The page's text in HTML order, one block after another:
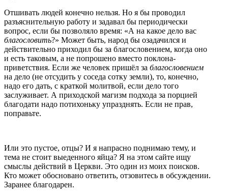
Отшивать людей конечно нельзя. Но я бы проводил
разъяснительную работу и задавал бы периодически
вопрос, если бы позволяло время: «А на какое дело вас
благословить?» Может быть, народ бы озадачился и
действительно приходил бы за благословением, когда оно
и есть таковым, а не попрошено вместо поклона-
приветствия. Если же человек пришёл за благословением
на дело (не отсудить у соседа сотку земли), то, конечно,
надо его дать, с краткой молитвой, если дело того
заслуживает. А приходской магизм подхода за порцией
благодати надо потихоньку упразднять. Если не прав,
поправьте.
Или это пустое, отцы? И я напрасно поднимаю тему, и
тема не стоит выеденного яйца? Я на этом сайте ищу
смыслы действий в Церкви. Это один из моих поисков.
Кто может обосновано ответить, отзовитесь в обсуждении.
Заранее благодарен.